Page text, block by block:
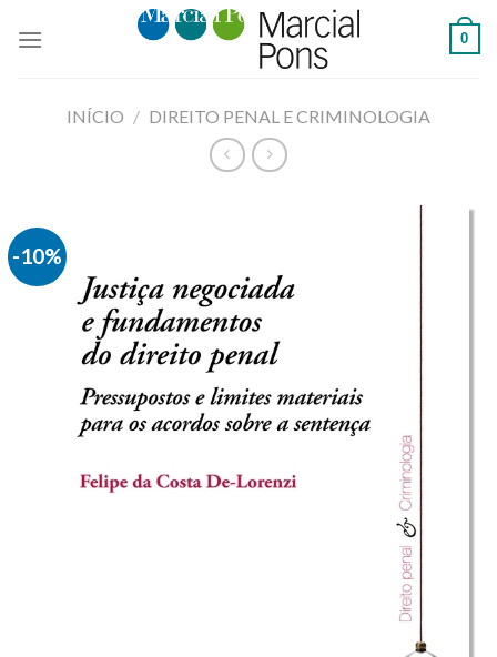
0
INÍCIO / DIREITO PENAL E CRIMINOLOGIA
-10%